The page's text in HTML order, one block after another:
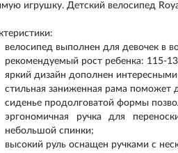
игрушку. Детский велосипед
велосипед выполнен для девочек в
рекомендуемый рост ребенка: 115-
яркий дизайн дополнен
стильная заниженная рама поможет
сиденье продолговатой формы
эргономичная ручка для
небольшой спинки;
высокий руль оснащен ручками с